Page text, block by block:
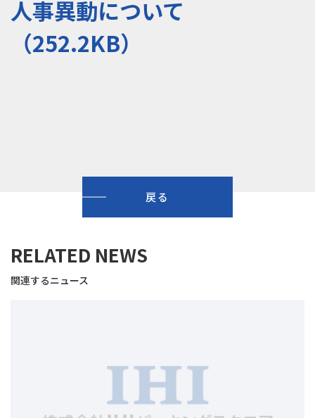
人事異動について
（252.2KB）
戻る
RELATED NEWS
関連するニュース